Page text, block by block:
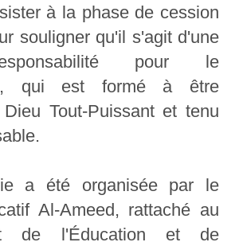
à la phase de cession
souligner qu'il s'agit d'une
pour le
qui est formé à être
Tout-Puissant et tenu
a été organisée par le
Al-Ameed, rattaché au
de l'Éducation et de